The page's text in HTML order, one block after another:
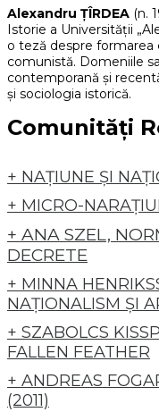
Alexandru ȚÎRDEA (n.
Istorie a Universității
o teză despre formarea
comunistă. Domeniile
contemporană și
și sociologia istorică.
Comunități
+ NAȚIUNE ȘI
+ MICRO-
+ ANA SZEL,
DECRETE
+ MINNA
NAȚIONALISM ȘI
+ SZABOLCS
FALLEN FEATHER
+ ANDREAS
(2011)